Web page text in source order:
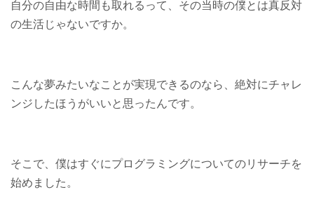
自分の自由な時間も取れるって、その当時の僕とは真反対
の生活じゃないですか。
こんな夢みたいなことが実現できるのなら、絶対にチャレ
ンジしたほうがいいと思ったんです。
そこで、僕はすぐにプログラミングについてのリサーチを
始めました。